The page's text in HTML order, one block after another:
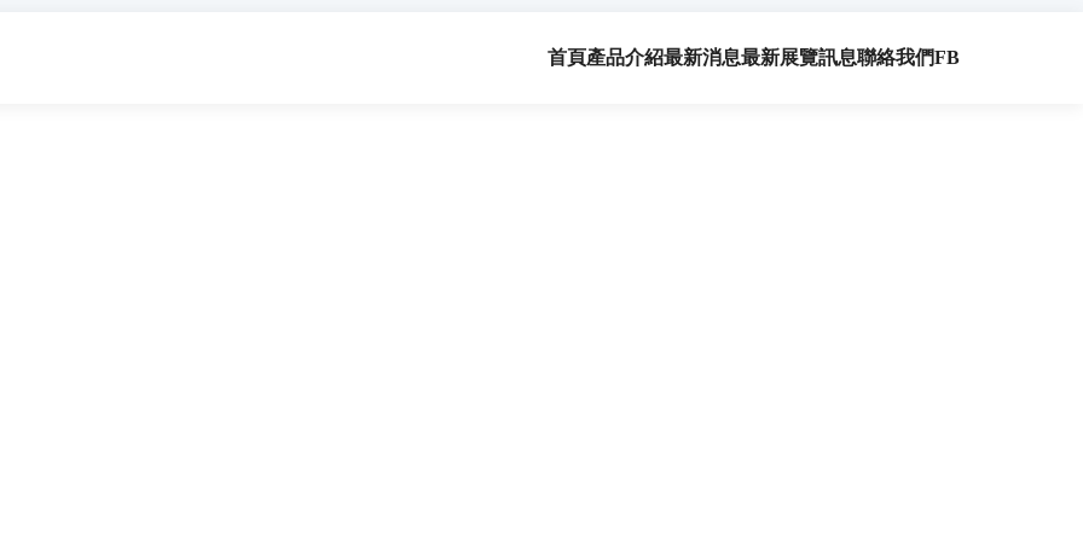
首頁產品介紹最新消息最新展覽訊息聯絡我們FB